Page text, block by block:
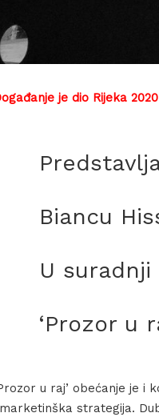
je dio Rijeka
Biancu
U suradnji
‘Prozor u
u raj’ obećanje je i
strategija.